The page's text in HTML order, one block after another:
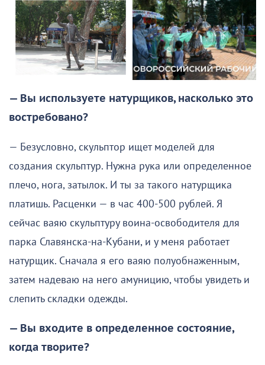
— Вы используете натурщиков, насколько это
востребовано?
— Безусловно, скульптор ищет моделей для
создания скульптур. Нужна рука или определенное
плечо, нога, затылок. И ты за такого натурщика
платишь. Расценки — в час 400-500 рублей. Я
сейчас ваяю скульптуру воина-освободителя для
парка Славянска-на-Кубани, и у меня работает
натурщик. Сначала я его ваяю полуобнаженным,
затем надеваю на него амуницию, чтобы увидеть и
слепить складки одежды.
— Вы входите в определенное состояние,
когда творите?